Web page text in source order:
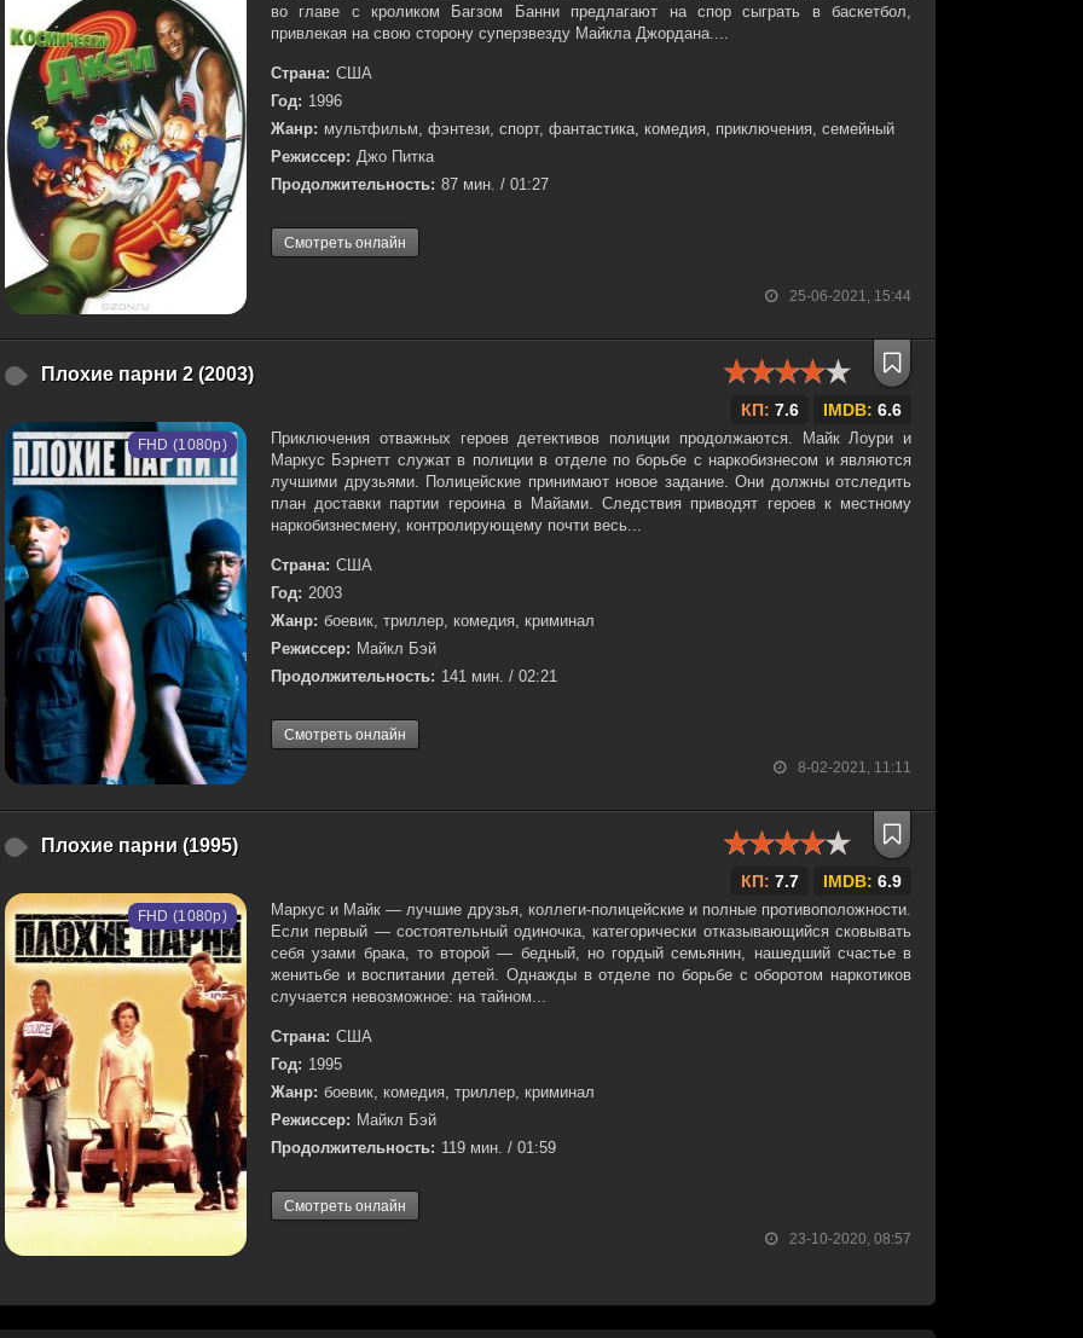
25-06-2021, 15:44
во главе с кроликом Багзом Банни предлагают на спор сыграть в баскетбол,
привлекая на свою сторону суперзвезду Майкла Джордана....
Страна: США
Год: 1996
Жанр: мультфильм, фэнтези, спорт, фантастика, комедия, приключения, семейный
Режиссер: Джо Питка
Продолжительность: 87 мин. / 01:27
Смотреть онлайн
Плохие парни 2 (2003)
КП: 7.6 IMDB: 6.6
8-02-2021, 11:11
FHD (1080p)
Приключения отважных героев детективов полиции продолжаются. Майк Лоури и
Маркус Бэрнетт служат в полиции в отделе по борьбе с наркобизнесом и являются
лучшими друзьями. Полицейские принимают новое задание. Они должны отследить
план доставки партии героина в Майами. Следствия приводят героев к местному
наркобизнесмену, контролирующему почти весь...
Страна: США
Год: 2003
Жанр: боевик, триллер, комедия, криминал
Режиссер: Майкл Бэй
Продолжительность: 141 мин. / 02:21
Смотреть онлайн
Плохие парни (1995)
КП: 7.7 IMDB: 6.9
23-10-2020, 08:57
FHD (1080p)
Маркус и Майк — лучшие друзья, коллеги-полицейские и полные противоположности.
Если первый — состоятельный одиночка, категорически отказывающийся сковывать
себя узами брака, то второй — бедный, но гордый семьянин, нашедший счастье в
женитьбе и воспитании детей. Однажды в отделе по борьбе с оборотом наркотиков
случается невозможное: на тайном...
Страна: США
Год: 1995
Жанр: боевик, комедия, триллер, криминал
Режиссер: Майкл Бэй
Продолжительность: 119 мин. / 01:59
Смотреть онлайн